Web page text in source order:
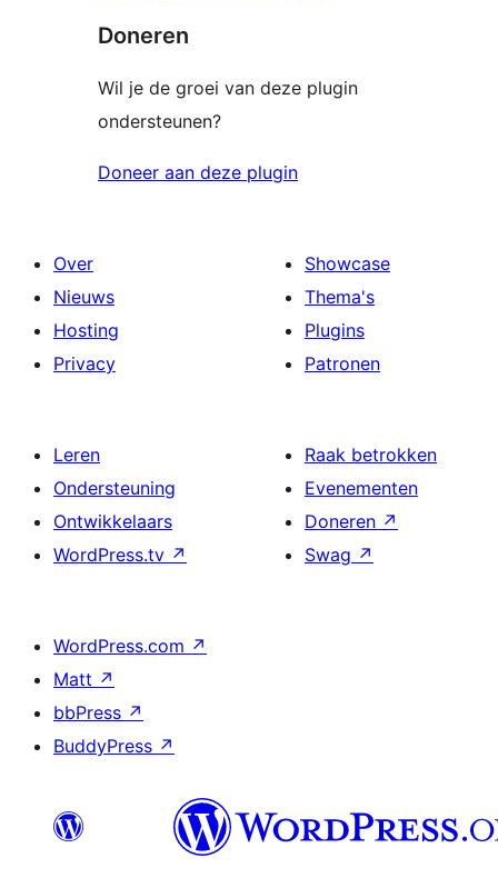
Doneren
Wil je de groei van deze plugin
ondersteunen?
Doneer aan deze plugin
Over
Nieuws
Hosting
Privacy
Showcase
Thema's
Plugins
Patronen
Leren
Ondersteuning
Ontwikkelaars
WordPress.tv ↗
Raak betrokken
Evenementen
Doneren ↗
Swag ↗
WordPress.com ↗
Matt ↗
bbPress ↗
BuddyPress ↗